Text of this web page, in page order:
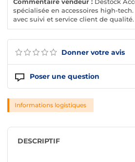
Donner votre avis
Poser une question
Commentaire vendeur : Destock
spécialisée en accessoires high-
avec suivi et service client de qualité.
Informations logistiques
DESCRIPTIF